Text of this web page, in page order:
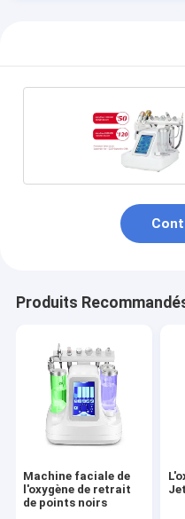
Produits
Machine faciale de
l'oxygène de retrait
de points noirs